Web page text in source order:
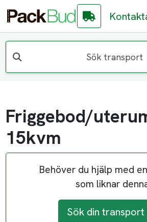
Sök transport
Friggebod/
15kvm
Behöver du hjälp med
som liknar
Sök din transport